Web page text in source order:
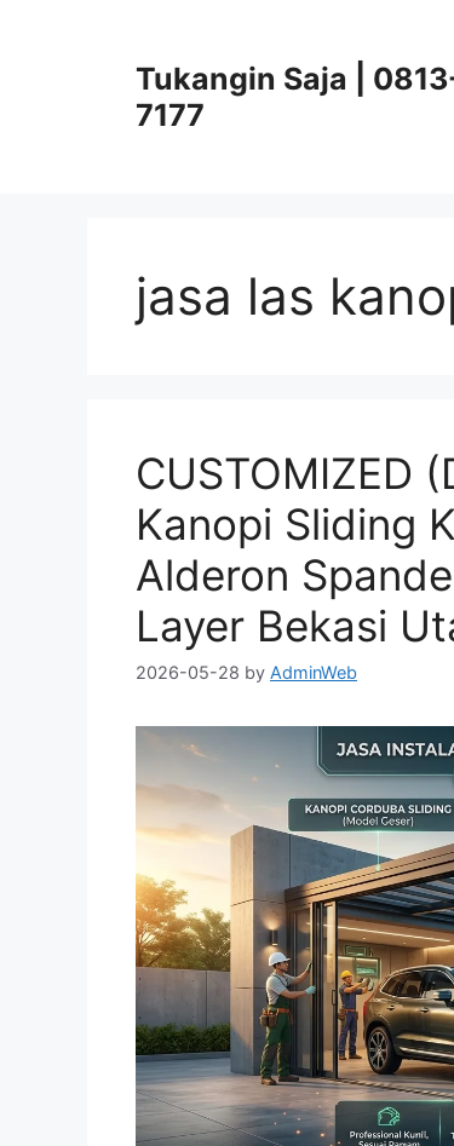
Tukangin Saja |
7177
jasa las
CUSTOMIZED
Kanopi Sliding
Alderon
Layer Bekasi
2026-05-28 by AdminWeb